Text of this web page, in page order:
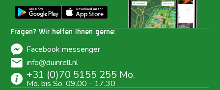
Fragen? Wir helfen Ihnen gerne:
Facebook messenger
info@duinrell.nl
+31 (0)70 5155 255 Mo.
Mo. bis So. 09.00 - 17.30